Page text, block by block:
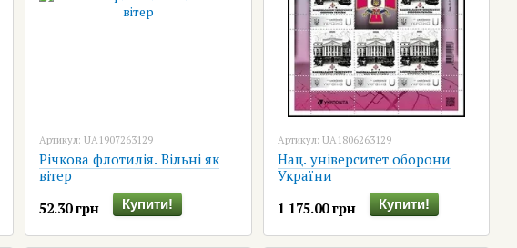
Артикул: UA1907263129
Річкова флотилія. Вільні як
вітер
52.30 грн
Купити!
Артикул: UA1806263129
Нац. університет оборони
України
1 175.00 грн
Купити!